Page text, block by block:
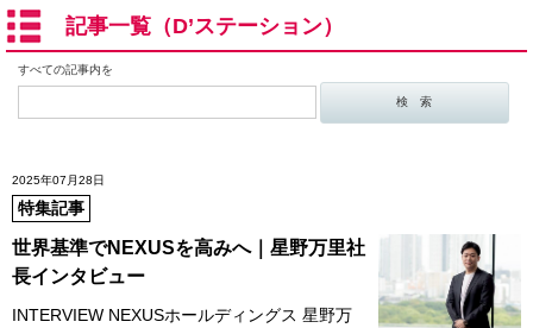
記事一覧（D’ステーション）
すべての記事内を
2025年07月28日
特集記事
世界基準でNEXUSを高みへ｜星野万里社
長インタビュー
INTERVIEW NEXUSホールディングス 星野万